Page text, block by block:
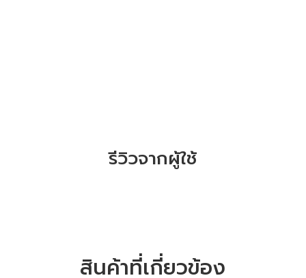
รีวิวจากผู้ใช้
สินค้าที่เกี่ยวข้อง